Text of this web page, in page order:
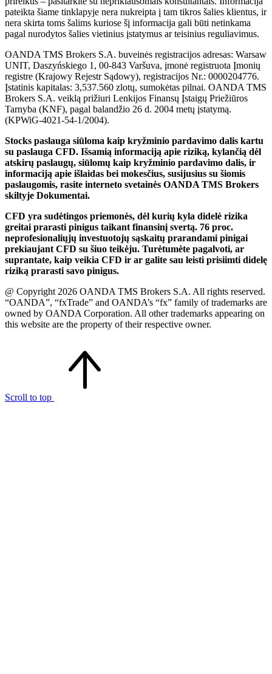
pateikta šiame tinklapyje nera nukreipta į tam tikros šalies klientus, ir
nera skirta toms šalims kuriose šį informacija gali būti netinkama
pagal nurodytos šalies vietinius įstatymus ar teisinius reguliavimus.
OANDA TMS Brokers S.A. buveinės registracijos adresas: Warsaw
UNIT, Daszyńskiego 1, 00-843 Varšuva, įmonė registruota Įmonių
registre (Krajowy Rejestr Sądowy), registracijos Nr.: 0000204776.
Įstatinis kapitalas: 3,537.560 zlotų, sumokėtas pilnai. OANDA TMS
Brokers S.A. veiklą prižiuri Lenkijos Finansų Įstaigų Priežiūros
Tarnyba (KNF), pagal balandžio 26 d. 2004 metų įstatymą.
(KPWiG-4021-54-1/2004).
Stocks paslauga siūloma kaip kryžminio pardavimo dalis kartu
su paslauga CFD. Išsamią informaciją apie riziką, kylančią dėl
atskirų paslaugų, siūlomų kaip kryžminio pardavimo dalis, ir
informaciją apie išlaidas bei mokesčius, susijusius su šiomis
paslaugomis, rasite interneto svetainės OANDA TMS Brokers
skiltyje Dokumentai.
CFD yra sudėtingos priemonės, dėl kurių kyla didelė rizika
greitai prarasti pinigus taikant finansinį svertą. 76 proc.
neprofesionaliųjų investuotojų sąskaitų prarandami pinigai
prekiaujant CFD su šiuo teikėju. Turėtumėte pagalvoti, ar
suprantate, kaip veikia CFD ir ar galite sau leisti prisiimti didelę
riziką prarasti savo pinigus.
@ Copyright 2026 OANDA TMS Brokers S.A. All rights reserved.
“OANDA”, “fxTrade” and OANDA’s “fx” family of trademarks are
owned by OANDA Corporation. All other trademarks appearing on
this website are the property of their respective owner.
Scroll to top